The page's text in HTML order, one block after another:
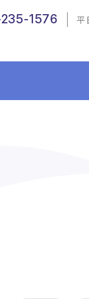
1576 平